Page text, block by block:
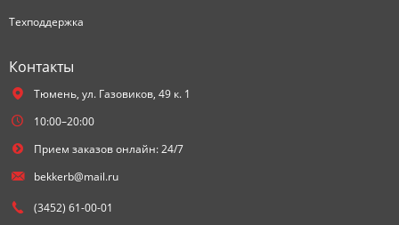
Техподдержка
Контакты
Тюмень, ул. Газовиков, 49 к. 1
10:00–20:00
Прием заказов онлайн: 24/7
bekkerb@mail.ru
(3452) 61-00-01